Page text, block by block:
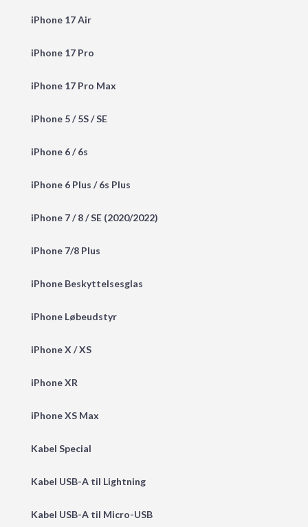
iPhone 17 Air
iPhone 17 Pro
iPhone 17 Pro Max
iPhone 5 / 5S / SE
iPhone 6 / 6s
iPhone 6 Plus / 6s Plus
iPhone 7 / 8 / SE (2020/2022)
iPhone 7/8 Plus
iPhone Beskyttelsesglas
iPhone Løbeudstyr
iPhone X / XS
iPhone XR
iPhone XS Max
Kabel Special
Kabel USB-A til Lightning
Kabel USB-A til Micro-USB